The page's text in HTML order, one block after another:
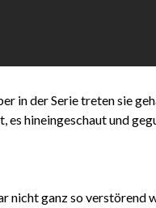
in der Serie treten sie
es hineingeschaut und
nicht ganz so verstörend